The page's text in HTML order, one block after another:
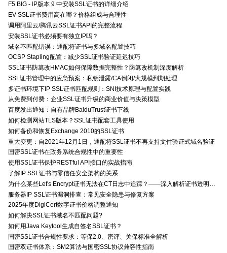
F5 BIG - IP版本 9 中安装SSL证书的详细介绍
EV SSL证书费用高在哪？价格组成与合理性
调用阿里云/腾讯云SSL证书API的完整流程
安装SSL证书必须要有独立IP吗？
域名不匹配错误：通配符证书与多域名配置技巧
OCSP Stapling配置：减少SSL证书验证延迟技巧
SSL证书防篡改HMAC如何保障数据完整性？防篡改机制深度解析
SSL证书管理中的应急预案：私钥泄露/CA倒闭/大规模到期处理
多证书环境下IP SSL证书匹配规则：SNI技术原理与配置实践
从免费到付费：企业SSL证书升级的商业价值与决策模型
百度发出通知：自有品牌BaiduTrust证书下线
如何检测网站TLS版本？SSL证书配套工具使用
如何备份和恢复Exchange 2010的SSL证书
重大变更：自2021年12月1日，通配符SSL证书不再支持文件验证式域名验证
国密SSL证书在政务系统合规性中的重要性
使用SSL证书保护RESTful API接口的实战指南
了解IP SSL证书与零信任安全架构的关系
服务器IP SSL证书漏洞排查：常见安全隐患与修复方案
2025年度DigiCert数字证书价格调整通知
如何解决SSL证书域名不匹配问题?
如何用Java Keytool生成自签名SSL证书？
国密SSL证书合规性要求：等保2.0、密评、关保标准全解析
国密双证书体系：SM2算法与国密SSL协议兼容性指南